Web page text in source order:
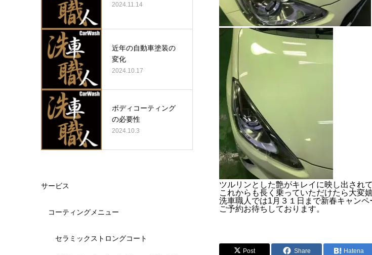
ツルリンとした艶がキレイに映し出されて
これからも長く乗っていただけたら大変
洗車職人では1月３１日まで新春キャン
ご予約お待ちしております。
Post Share Hatena
2024.11.14
近年の自動車塗装の
変化
2024.10.17
ボディコーティング
の必要性
2024.10.3
サービス
コーティングメニュー
セラミックストロングコート